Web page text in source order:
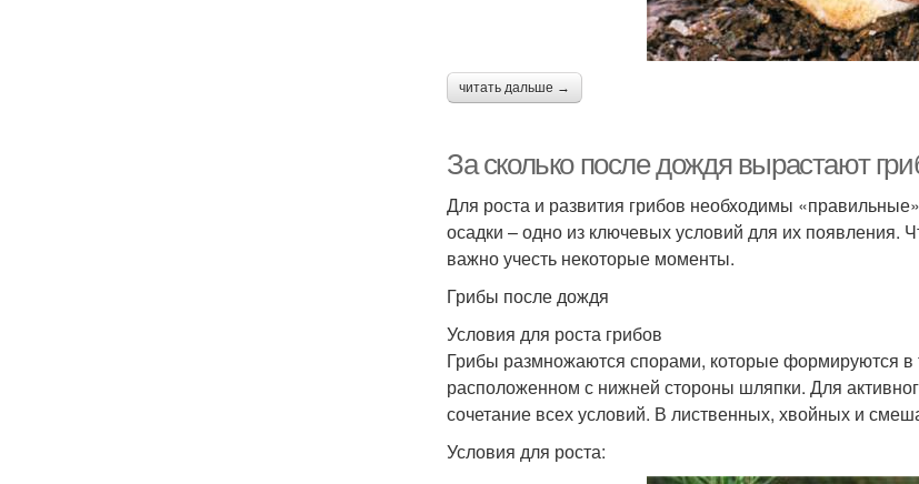
читать дальше →
За сколько после дождя вырастают
Для роста и развития грибов необходимы
осадки – одно из ключевых условий для их
важно учесть некоторые моменты.
Грибы после дождя
Условия для роста грибов
Грибы размножаются спорами, которые формируются в
расположенном с нижней стороны шляпки. Для
сочетание всех условий. В лиственных, хвойных и
Условия для роста: